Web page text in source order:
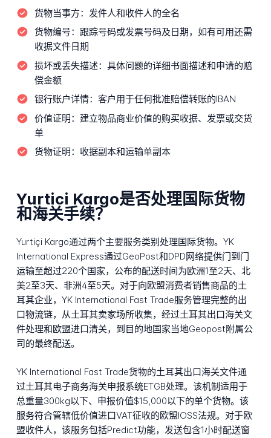
货物当事方： 发件人和收件人的全名
货物编号： 跟踪号码或发票号码及日期，如有可用还需
收据文件日期
损坏或丢失描述： 具体问题的详细书面描述和申请的赔
偿金额
银行账户详情： 客户用于任何批准赔偿转账的IBAN
价值证明： 建立物品商业价值的购买收据、发票或交货
单
货物证明： 收据副本和运输单副本
Yurtici Kargo是否处理国际货物
和海关手续？
Yurtiçi Kargo通过两个主要服务类别处理国际货物。YK
International Express通过GeoPost和DPD网络提供门到门
运输至超过220个国家，公布的配送时间为欧洲1至2天、北
美2至3天、非洲4至5天。对于向欧盟消费者销售商品的土
耳其企业，YK International Fast Trade服务管理完整的出
口物流链，从土耳其卖家场所收集，经过土耳其出口海关文
件处理和欧盟进口清关，到目的地国家当地Geopost附属公
司的最终配送。
YK International Fast Trade货物的土耳其出口海关文件通
过土耳其电子商务海关申报系统ETGB处理。该机制适用于
总重量300kg以下、申报价值$15,000以下的单个货物。该
服务符合管辖低价值进口VAT征收的欧盟IOSS法规。对于欧
盟收件人，该服务包括Predict功能，发送包含1小时配送窗